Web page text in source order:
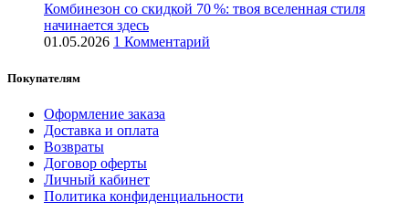
Комбинезон со скидкой 70 %: твоя вселенная стиля
начинается здесь
01.05.2026 1 Комментарий
Покупателям
Оформление заказа
Доставка и оплата
Возвраты
Договор оферты
Личный кабинет
Политика конфиденциальности